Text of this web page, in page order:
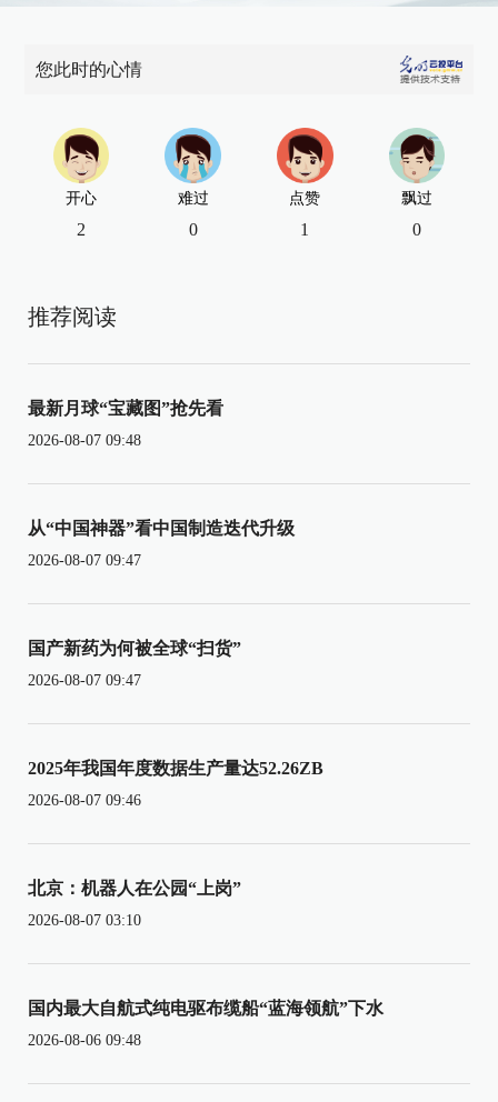
您此时的心情
开心
2
难过
0
点赞
1
飘过
0
推荐阅读
最新月球“宝藏图”抢先看
2026-08-07 09:48
从“中国神器”看中国制造迭代升级
2026-08-07 09:47
国产新药为何被全球“扫货”
2026-08-07 09:47
2025年我国年度数据生产量达52.26ZB
2026-08-07 09:46
北京：机器人在公园“上岗”
2026-08-07 03:10
国内最大自航式纯电驱布缆船“蓝海领航”下水
2026-08-06 09:48